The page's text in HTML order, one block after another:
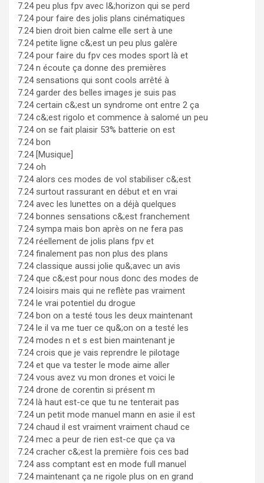
7.24 peu plus fpv avec l&;horizon qui se perd
7.24 pour faire des jolis plans cinématiques
7.24 bien droit bien calme elle sert à une
7.24 petite ligne c&;est un peu plus galère
7.24 pour faire du fpv ces modes sport là et
7.24 n écoute ça donne des premières
7.24 sensations qui sont cools arrêté à
7.24 garder des belles images je suis pas
7.24 certain c&;est un syndrome ont entre 2 ça
7.24 c&;est rigolo et commence à salomé un peu
7.24 on se fait plaisir 53% batterie on est
7.24 bon
7.24 [Musique]
7.24 oh
7.24 alors ces modes de vol stabiliser c&;est
7.24 surtout rassurant en début et en vrai
7.24 avec les lunettes on a déjà quelques
7.24 bonnes sensations c&;est franchement
7.24 sympa mais bon après on ne fera pas
7.24 réellement de jolis plans fpv et
7.24 finalement pas non plus des plans
7.24 classique aussi jolie qu&;avec un avis
7.24 que c&;est pour nous donc des modes de
7.24 loisirs mais qui ne reflète pas vraiment
7.24 le vrai potentiel du drogue
7.24 bon on a testé tous les deux maintenant
7.24 le il va me tuer ce qu&;on on a testé les
7.24 modes n et s est bien maintenant je
7.24 crois que je vais reprendre le pilotage
7.24 et que va tester le mode aime aller
7.24 vous avez vu mon drones et voici le
7.24 drone de corentin si présent m
7.24 là haut est-ce que tu ne tenterait pas
7.24 un petit mode manuel mann en asie il est
7.24 chaud il est vraiment vraiment chaud ce
7.24 mec a peur de rien est-ce que ça va
7.24 cracher c&;est la première fois ces bad
7.24 ass comptant est en mode full manuel
7.24 maintenant ça ne rigole plus on en grand